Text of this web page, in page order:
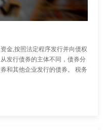
金,按照法定程序发行并向债权
发行债券的主体不同，债券分
和其他企业发行的债券。 税务